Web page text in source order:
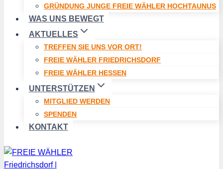
GRÜNDUNG JUNGE FREIE WÄHLER HOCHTAUNUS
WAS UNS BEWEGT
AKTUELLES
TREFFEN SIE UNS VOR ORT!
FREIE WÄHLER FRIEDRICHSDORF
FREIE WÄHLER HESSEN
UNTERSTÜTZEN
MITGLIED WERDEN
SPENDEN
KONTAKT